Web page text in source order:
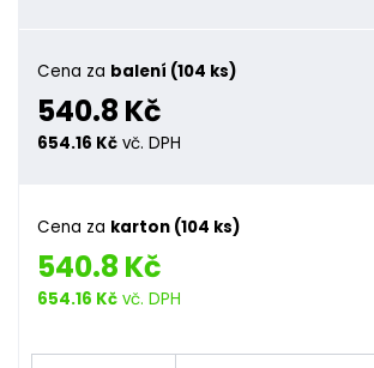
Cena za balení (104 ks)
540.8 Kč
654.16 Kč vč. DPH
Cena za karton (104 ks)
540.8 Kč
654.16 Kč vč. DPH